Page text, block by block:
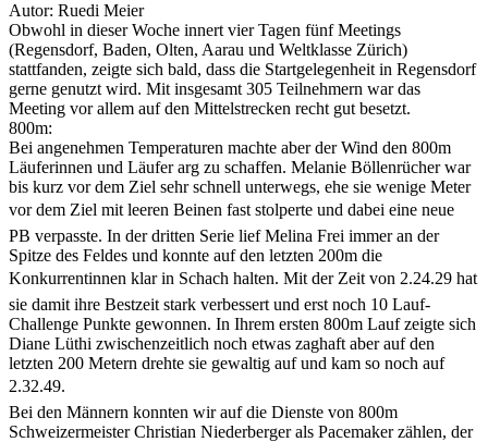
Autor: Ruedi Meier
Obwohl in dieser Woche innert vier Tagen fünf Meetings
(Regensdorf, Baden, Olten, Aarau und Weltklasse Zürich)
stattfanden, zeigte sich bald, dass die Startgelegenheit in Regensdorf
gerne genutzt wird. Mit insgesamt 305 Teilnehmern war das
Meeting vor allem auf den Mittelstrecken recht gut besetzt.
800m:
Bei angenehmen Temperaturen machte aber der Wind den 800m
Läuferinnen und Läufer arg zu schaffen. Melanie Böllenrücher war
bis kurz vor dem Ziel sehr schnell unterwegs, ehe sie wenige Meter
vor dem Ziel mit leeren Beinen fast stolperte und dabei eine neue
PB verpasste. In der dritten Serie lief Melina Frei immer an der
Spitze des Feldes und konnte auf den letzten 200m die
Konkurrentinnen klar in Schach halten. Mit der Zeit von 2.24.29 hat
sie damit ihre Bestzeit stark verbessert und erst noch 10 Lauf-
Challenge Punkte gewonnen. In Ihrem ersten 800m Lauf zeigte sich
Diane Lüthi zwischenzeitlich noch etwas zaghaft aber auf den
letzten 200 Metern drehte sie gewaltig auf und kam so noch auf
2.32.49.
Bei den Männern konnten wir auf die Dienste von 800m
Schweizermeister Christian Niederberger als Pacemaker zählen, der